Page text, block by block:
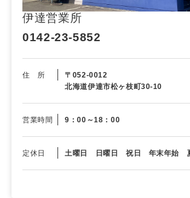
伊達営業所
0142-23-5852
住 所
〒052-0012
北海道伊達市松ヶ枝町30-10
営業時間 9：00～18：00
定休日 土曜日 日曜日 祝日 年末年始